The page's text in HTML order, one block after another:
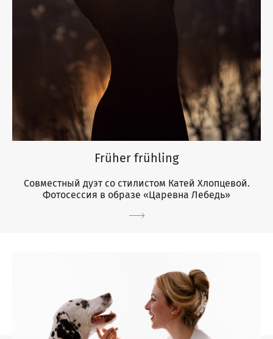
Früher frühling
Совместный дуэт со стилистом Катей Хлопцевой.
Фотосессия в образе «Царевна Лебедь»